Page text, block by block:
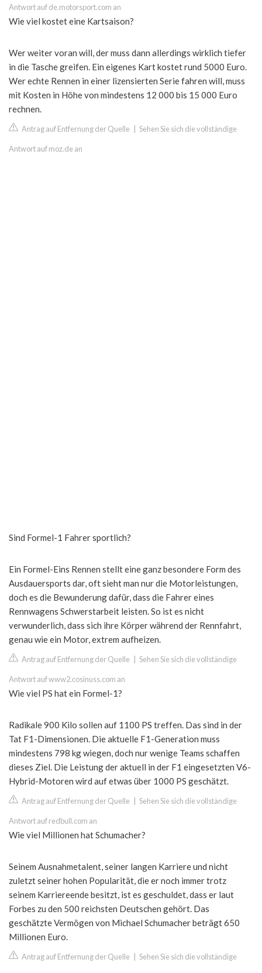
Antwort auf de.motorsport.com an
Wie viel kostet eine Kartsaison?
Wer weiter voran will, der muss dann allerdings wirklich tiefer
in die Tasche greifen. Ein eigenes Kart kostet rund 5000 Euro.
Wer echte Rennen in einer lizensierten Serie fahren will, muss
mit Kosten in Höhe von mindestens 12 000 bis 15 000 Euro
rechnen.
Antrag auf Entfernung der Quelle Sehen Sie sich die vollständige
Antwort auf moz.de an
Sind Formel-1 Fahrer sportlich?
Ein Formel-Eins Rennen stellt eine ganz besondere Form des
Ausdauersports dar, oft sieht man nur die Motorleistungen,
doch es die Bewunderung dafür, dass die Fahrer eines
Rennwagens Schwerstarbeit leisten. So ist es nicht
verwunderlich, dass sich ihre Körper während der Rennfahrt,
genau wie ein Motor, extrem aufheizen.
Antrag auf Entfernung der Quelle Sehen Sie sich die vollständige
Antwort auf www2.cosinuss.com an
Wie viel PS hat ein Formel-1?
Radikale 900 Kilo sollen auf 1100 PS treffen. Das sind in der
Tat F1-Dimensionen. Die aktuelle F1-Generation muss
mindestens 798 kg wiegen, doch nur wenige Teams schaffen
dieses Ziel. Die Leistung der aktuell in der F1 eingesetzten V6-
Hybrid-Motoren wird auf etwas über 1000 PS geschätzt.
Antrag auf Entfernung der Quelle Sehen Sie sich die vollständige
Antwort auf redbull.com an
Wie viel Millionen hat Schumacher?
Seinem Ausnahmetalent, seiner langen Karriere und nicht
zuletzt seiner hohen Popularität, die er noch immer trotz
seinem Karriereende besitzt, ist es geschuldet, dass er laut
Forbes zu den 500 reichsten Deutschen gehört. Das
geschätzte Vermögen von Michael Schumacher beträgt 650
Millionen Euro.
Antrag auf Entfernung der Quelle Sehen Sie sich die vollständige